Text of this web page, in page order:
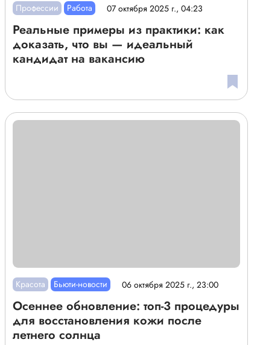
Профессии Работа 07 октября 2025 г., 04:23
Реальные примеры из практики: как
доказать, что вы — идеальный
кандидат на вакансию
Красота Бьюти-новости 06 октября 2025 г., 23:00
Осеннее обновление: топ-3 процедуры
для восстановления кожи после
летнего солнца